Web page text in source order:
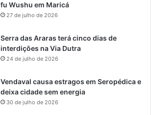
fu Wushu em Maricá
27 de julho de 2026
Serra das Araras terá cinco dias de
interdições na Via Dutra
24 de julho de 2026
Vendaval causa estragos em Seropédica e
deixa cidade sem energia
30 de julho de 2026